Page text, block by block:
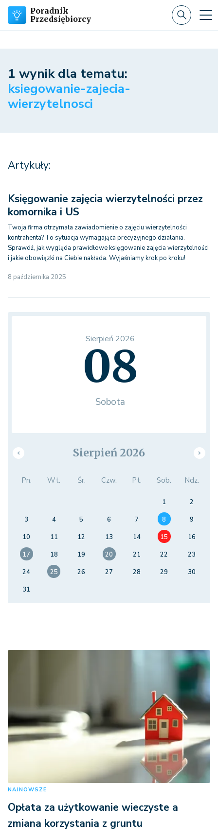
Poradnik
Przedsiębiorcy
1 wynik dla tematu:
ksiegowanie-zajecia-
wierzytelnosci
Artykuły:
Księgowanie zajęcia wierzytelności przez
komornika i US
Twoja firma otrzymała zawiadomienie o zajęciu wierzytelności
kontrahenta? To sytuacja wymagająca precyzyjnego działania.
Sprawdź, jak wygląda prawidłowe księgowanie zajęcia wierzytelności
i jakie obowiązki na Ciebie nakłada. Wyjaśniamy krok po kroku!
8 października 2025
Sierpień 2026
08
Sobota
Sierpień 2026
Pn. Wt. Śr. Czw. Pt. Sob. Ndz.
1
2
3
4 5 6 7 8
9
10
11 12 13 14 15
16
17
18 19 20 21 22
23
24
25 26 27 28 29
30
31
NAJNOWSZE
Opłata za użytkowanie wieczyste a
zmiana korzystania z gruntu